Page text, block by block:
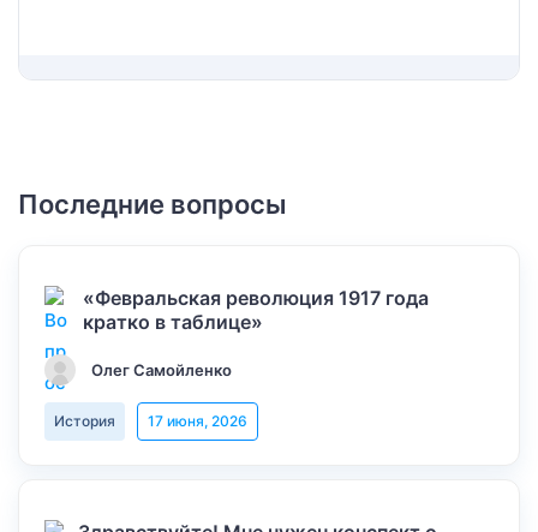
Последние вопросы
«Февральская революция 1917 года
кратко в таблице»
Олег Самойленко
История 17 июня, 2026